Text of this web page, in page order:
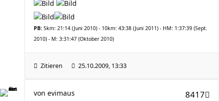
PB: 5km: 21:14 (Juni 2010) - 10km: 43:38 (Juni 2011) - HM: 1:37:39 (Sept.
2010) - M: 3:31:47 (Oktober 2010)
Zitieren 25.10.2009, 13:33
8417
von evimaus